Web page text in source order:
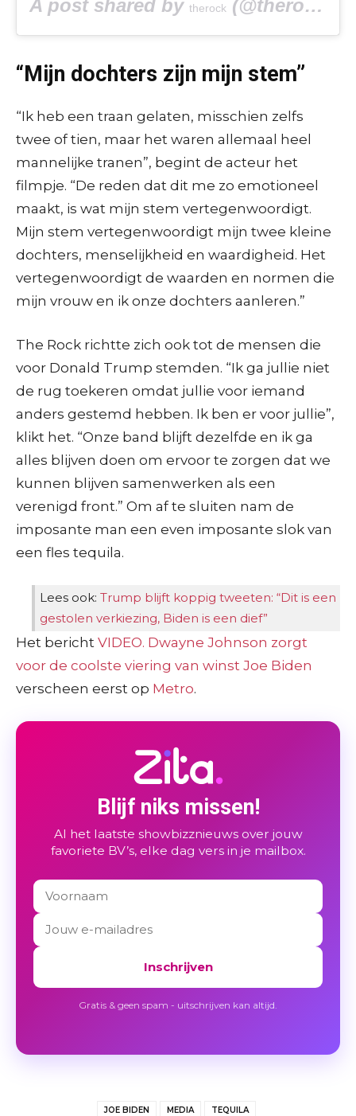
A post shared by therock (@therock) on
“Mijn dochters zijn mijn stem”
“Ik heb een traan gelaten, misschien zelfs
twee of tien, maar het waren allemaal heel
mannelijke tranen”, begint de acteur het
filmpje. “De reden dat dit me zo emotioneel
maakt, is wat mijn stem vertegenwoordigt.
Mijn stem vertegenwoordigt mijn twee kleine
dochters, menselijkheid en waardigheid. Het
vertegenwoordigt de waarden en normen die
mijn vrouw en ik onze dochters aanleren.”
The Rock richtte zich ook tot de mensen die
voor Donald Trump stemden. “Ik ga jullie niet
de rug toekeren omdat jullie voor iemand
anders gestemd hebben. Ik ben er voor jullie”,
klikt het. “Onze band blijft dezelfde en ik ga
alles blijven doen om ervoor te zorgen dat we
kunnen blijven samenwerken als een
verenigd front.” Om af te sluiten nam de
imposante man een even imposante slok van
een fles tequila.
Lees ook: Trump blijft koppig tweeten: “Dit is een
gestolen verkiezing, Biden is een dief”
Het bericht VIDEO. Dwayne Johnson zorgt
voor de coolste viering van winst Joe Biden
verscheen eerst op Metro.
Blijf niks missen!
Al het laatste showbizznieuws over jouw
favoriete BV’s, elke dag vers in je mailbox.
Inschrijven
Gratis & geen spam - uitschrijven kan altijd.
JOE BIDEN MEDIA TEQUILA